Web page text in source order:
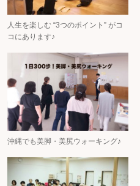
人生を楽しむ “3つのポイント” がコ
コにあります♪
沖縄でも美脚・美尻ウォーキング♪